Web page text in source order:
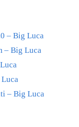
– Big Luca
– Big Luca
– Big Luca